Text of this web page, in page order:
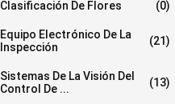
Clasificación De Flores (0)
Equipo Electrónico De La
Inspección
(21)
Sistemas De La Visión Del
Control De ...
(13)